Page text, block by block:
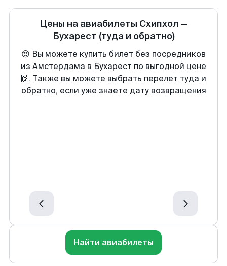
Цены на авиабилеты Схипхол —
Бухарест (туда и обратно)
😍 Вы можете купить билет без посредников
из Амстердама в Бухарест по выгодной цене
🙌. Также вы можете выбрать перелет туда и
обратно, если уже знаете дату возвращения
Найти авиабилеты